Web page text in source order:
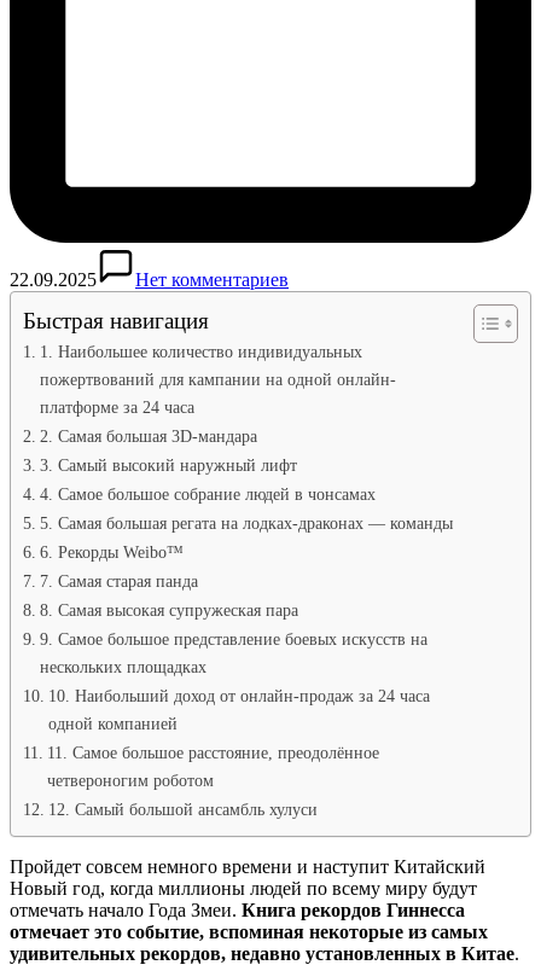
22.09.2025 Нет комментариев
Быстрая навигация
1. Наибольшее количество индивидуальных
пожертвований для кампании на одной онлайн-
платформе за 24 часа
2. Самая большая 3D-мандара
3. Самый высокий наружный лифт
4. Самое большое собрание людей в чонсамах
5. Самая большая регата на лодках-драконах — команды
6. Рекорды Weibo™
7. Самая старая панда
8. Самая высокая супружеская пара
9. Самое большое представление боевых искусств на
нескольких площадках
10. Наибольший доход от онлайн-продаж за 24 часа
одной компанией
11. Самое большое расстояние, преодолённое
четвероногим роботом
12. Самый большой ансамбль хулуси
Пройдет совсем немного времени и наступит Китайский
Новый год, когда миллионы людей по всему миру будут
отмечать начало Года Змеи. Книга рекордов Гиннесса
отмечает это событие, вспоминая некоторые из самых
удивительных рекордов, недавно установленных в Китае.